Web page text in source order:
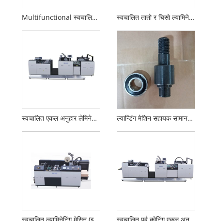
Multifunctional स्वचालित Laminating मेसिन स्वचालित तातो र चिसो ल्यामिनेटिंग मेसिन
स्वचालित एकल अनुहार लेमिनेटिंग मेसिन ल्यान्डिंग मेशिन सहायक सामानहरू UFMD-550 को लागि 8004 असर गर्दै
स्वचालित ल्यामिनेटिंग मेसिन (इम्बोसिङ सहित) स्वचालित पूर्व कोटिंग एकल अनुहार फिल्म ल्यामिनेटिंग मेसिन